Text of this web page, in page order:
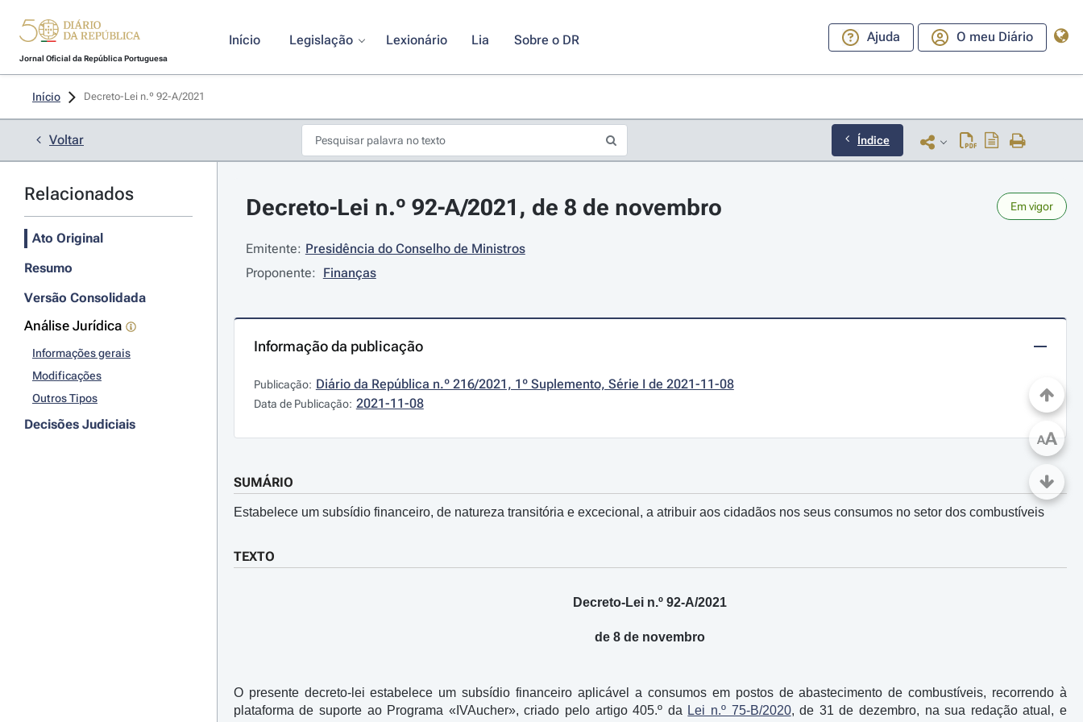
Jornal Oficial da República Portuguesa
Início Legislação Lexionário Lia Sobre o DR Ajuda O meu Diário
Início Decreto-Lei n.º 92-A/2021
Voltar Índice
Relacionados
Ato Original
Resumo
Versão Consolidada
Análise Jurídica
Informações gerais
Modificações
Outros Tipos
Decisões Judiciais
Decreto-Lei n.º 92-A/2021, de 8 de novembro Em vigor
Emitente: Presidência do Conselho de Ministros
Proponente: Finanças
Informação da publicação
Publicação: Diário da República n.º 216/2021, 1º Suplemento, Série I de 2021-11-08
Data de Publicação: 2021-11-08
SUMÁRIO
Estabelece um subsídio financeiro, de natureza transitória e excecional, a atribuir aos cidadãos nos seus consumos no setor dos combustíveis
TEXTO
Decreto-Lei n.º 92-A/2021
de 8 de novembro
O presente decreto-lei estabelece um subsídio financeiro aplicável a consumos em postos de abastecimento de combustíveis, recorrendo à
plataforma de suporte ao Programa «IVAucher», criado pelo artigo 405.º da Lei n.º 75-B/2020, de 31 de dezembro, na sua redação atual, e
AA